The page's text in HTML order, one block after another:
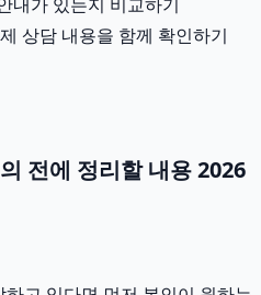
상담 내용을 함께 확인하기
전에 정리할 내용 2026